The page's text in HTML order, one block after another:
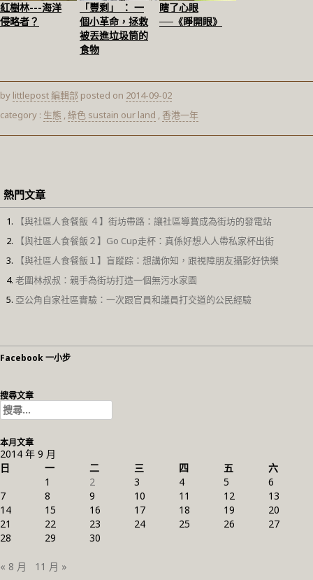
紅樹林---海洋
侵略者？
「豐剩」 ： 一
個小革命，拯救
被丟進垃圾筒的
食物
瞎了心眼
──《睜開眼》
by littlepost 編輯部 posted on 2014-09-02
category : 生態 ,綠色 sustain our land ,香港一年
熱門文章
【與社區人食餐飯 ４】街坊帶路：讓社區導賞成為街坊的發電站
【與社區人食餐飯２】Go Cup走杯：真係好想人人帶私家杯出街
【與社區人食餐飯１】盲蹤踪：想講你知，跟視障朋友攝影好快樂
老圍林叔叔：親手為街坊打造一個無污水家園
亞公角自家社區實驗：一次跟官員和議員打交道的公民經驗
Facebook 一小步
搜尋文章
搜
尋
關
鍵
字:
本月文章
2014 年 9 月
日
一 二 三 四 五
六
1
2 3 4 5
6
7
8 9 10 11 12
13
14
15 16 17 18 19
20
21
22 23 24 25 26
27
28
29 30
« 8 月 11 月 »